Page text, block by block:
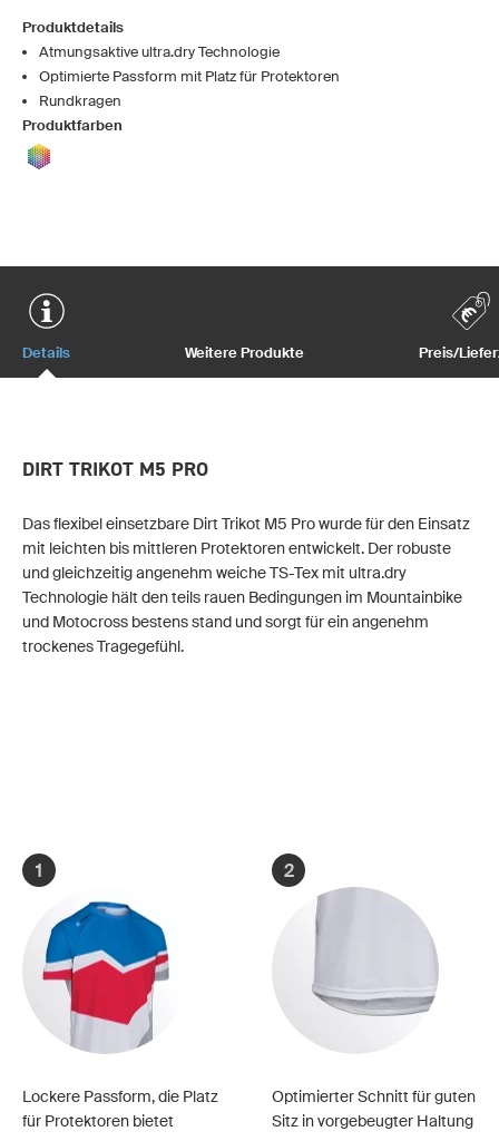
Produktdetails
Atmungsaktive ultra.dry Technologie
Optimierte Passform mit Platz für Protektoren
Rundkragen
Produktfarben
Details Weitere Produkte Preis/
DIRT TRIKOT M5 PRO
Das flexibel einsetzbare Dirt Trikot M5 Pro wurde für den Einsatz
mit leichten bis mittleren Protektoren entwickelt. Der robuste
und gleichzeitig angenehm weiche TS-Tex mit ultra.dry
Technologie hält den teils rauen Bedingungen im Mountainbike
und Motocross bestens stand und sorgt für ein angenehm
trockenes Tragegefühl.
1
Lockere Passform, die Platz
für Protektoren bietet
2
Optimierter Schnitt für guten
Sitz in vorgebeugter Haltung